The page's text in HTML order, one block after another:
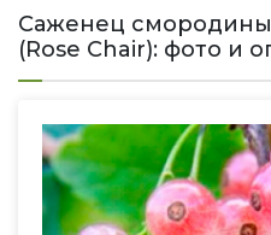
Саженец смородины
(Rose Chair): фото и